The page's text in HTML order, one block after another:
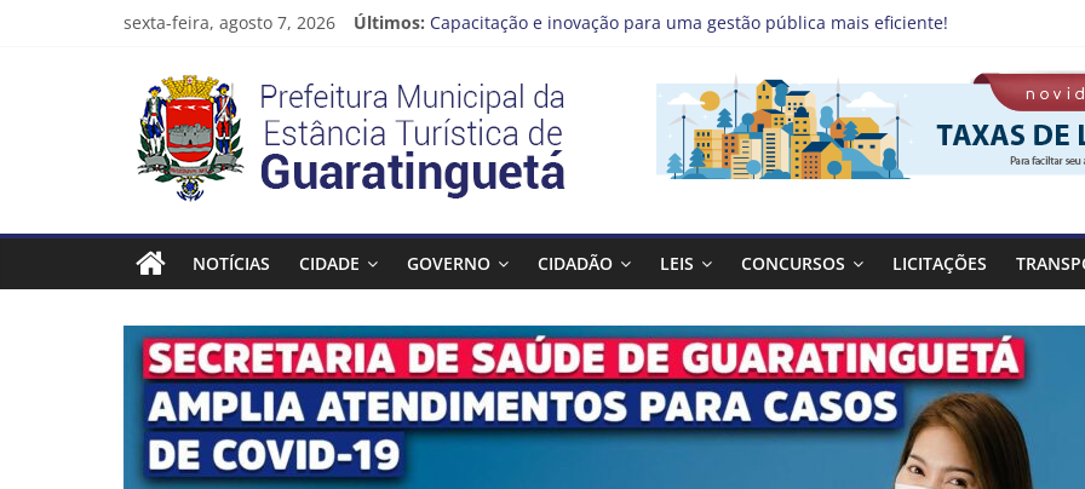
sexta-feira, agosto 7, 2026 Últimos: Capacitação e inovação para uma gestão pública mais eficiente!
Prefeitura de Guaratinguetá divulga novo cronograma dos editais da PNAB
Guaratinguetá realizará ação de vacinação contra a Febre Amarela na região da
Prefeitura
Estância
Turística
Guaratinguetá
Prefeitura
Estância
Turística
Guaratinguetá
NOTÍCIAS CIDADE GOVERNO CIDADÃO LEIS CONCURSOS LICITAÇÕES